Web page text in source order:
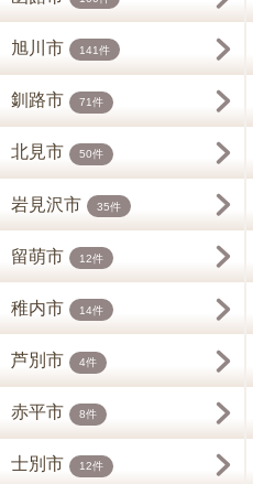
旭川市 141件
釧路市 71件
北見市 50件
岩見沢市 35件
留萌市 12件
稚内市 14件
芦別市 4件
赤平市 8件
士別市 12件